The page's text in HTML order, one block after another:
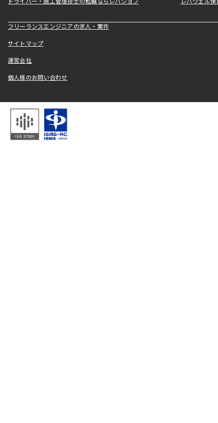
ドライバー・施工管理技士の転職ならレバジョブ レバウェル
フリーランスエンジニアの求人・案件
サイトマップ
運営会社
個人様のお問い合わせ